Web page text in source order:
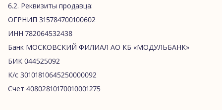
6.2. Реквизиты продавца:
ОГРНИП 315784700100602
ИНН 782064532438
Банк МОСКОВСКИЙ ФИЛИАЛ АО КБ «МОДУЛЬБАНК»
БИК 044525092
К/c 30101810645250000092
Счет 40802810170010001275